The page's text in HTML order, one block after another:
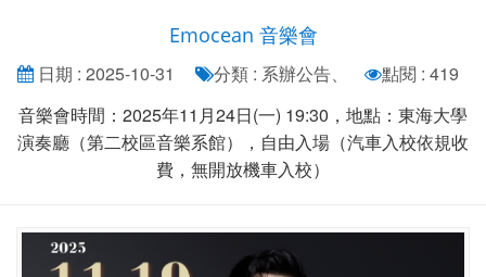
Emocean 音樂會
日期 : 2025-10-31 分類 : 系辦公告、
點閱 : 419
音樂會時間：2025年11月24日(一) 19:30，地點：東海大學
演奏廳（第二校區音樂系館），自由入場（汽車入校依規收
費，無開放機車入校）